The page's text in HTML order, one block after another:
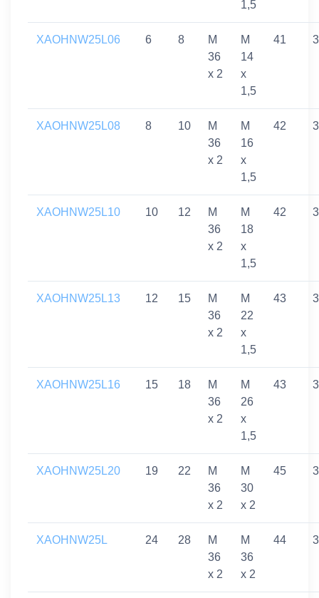
1,5
XAOHNW25L06 6 8
M
36
x 2
M
14
x
1,5
41
XAOHNW25L08 8 10
M
36
x 2
M
16
x
1,5
42
XAOHNW25L10 10 12
M
36
x 2
M
18
x
1,5
42
XAOHNW25L13 12 15
M
36
x 2
M
22
x
1,5
43
XAOHNW25L16 15 18
M
36
x 2
M
26
x
1,5
43
XAOHNW25L20 19 22
M
36
x 2
M
30
x 2
45
XAOHNW25L 24 28
M
36
x 2
M
36
x 2
44